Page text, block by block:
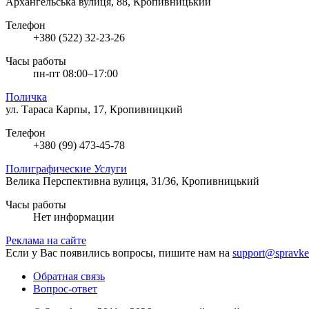
Телефон
+380 (522) 32-23-26
Часы работы
пн-пт 08:00–17:00
Поличка
ул. Тараса Карпы, 17, Кропивницкий
Телефон
+380 (99) 473-45-78
Полиграфические Услуги
Велика Перспективна вулиця, 31/36, Кропивницький
Часы работы
Нет информации
Реклама на сайте
Если у Вас появились вопросы, пишите нам на
Обратная связь
Вопрос-ответ